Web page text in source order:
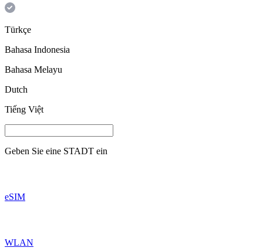
Türkçe
Bahasa Indonesia
Bahasa Melayu
Dutch
Tiếng Việt
Geben Sie eine STADT ein
eSIM
WLAN